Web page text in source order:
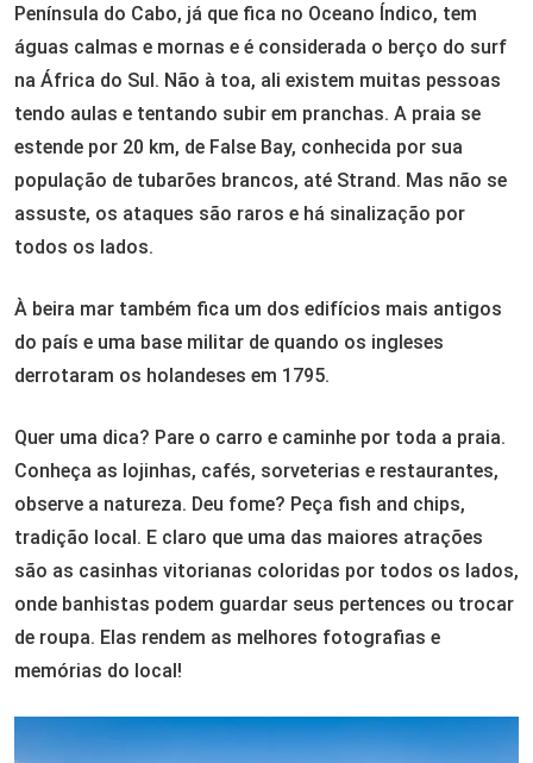
Península do Cabo, já que fica no Oceano Índico, tem
águas calmas e mornas e é considerada o berço do surf
na África do Sul. Não à toa, ali existem muitas pessoas
tendo aulas e tentando subir em pranchas. A praia se
estende por 20 km, de False Bay, conhecida por sua
população de tubarões brancos, até Strand. Mas não se
assuste, os ataques são raros e há sinalização por
todos os lados.
À beira mar também fica um dos edifícios mais antigos
do país e uma base militar de quando os ingleses
derrotaram os holandeses em 1795.
Quer uma dica? Pare o carro e caminhe por toda a praia.
Conheça as lojinhas, cafés, sorveterias e restaurantes,
observe a natureza. Deu fome? Peça fish and chips,
tradição local. E claro que uma das maiores atrações
são as casinhas vitorianas coloridas por todos os lados,
onde banhistas podem guardar seus pertences ou trocar
de roupa. Elas rendem as melhores fotografias e
memórias do local!